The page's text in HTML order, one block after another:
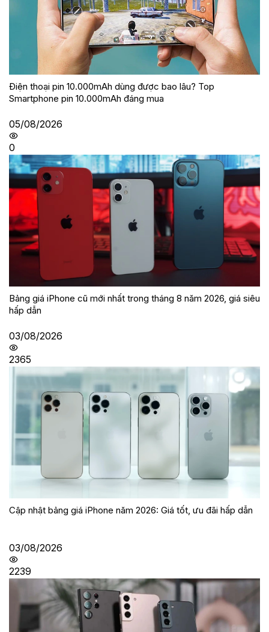
Điện thoại pin 10.000mAh dùng được bao lâu? Top
Smartphone pin 10.000mAh đáng mua
05/08/2026
0
Bảng giá iPhone cũ mới nhất trong tháng 8 năm 2026, giá siêu
hấp dẫn
03/08/2026
2365
Cập nhật bảng giá iPhone năm 2026: Giá tốt, ưu đãi hấp dẫn
03/08/2026
2239